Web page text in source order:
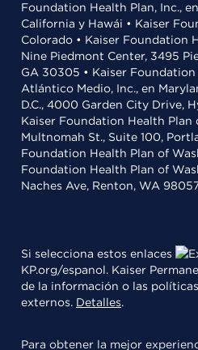
Foundation Health Plan, Inc.,
California y Hawái • Kaiser
Colorado • Kaiser Foundation
Nine Piedmont Center, 3495
GA 30305 • Kaiser
Atlántico Medio, Inc., en
D.C., 4000 Garden City Drive,
Kaiser Foundation Health Plan
Multnomah St., Suite 100,
Foundation Health Plan of
Foundation Health Plan of
Naches Ave, Renton, WA
Si selecciona estos enlaces
KP.org/espanol. Kaiser
de la información o las
externos. Detalles.
Para obtener la mejor